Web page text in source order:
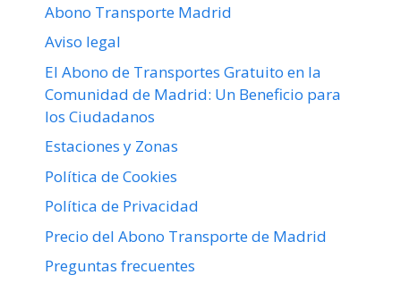
Abono Transporte Madrid
Aviso legal
El Abono de Transportes Gratuito en la
Comunidad de Madrid: Un Beneficio para
los Ciudadanos
Estaciones y Zonas
Política de Cookies
Política de Privacidad
Precio del Abono Transporte de Madrid
Preguntas frecuentes